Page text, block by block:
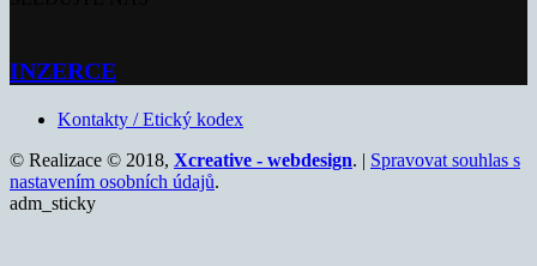
INZERCE
Kontakty / Etický kodex
© Realizace © 2018, Xcreative - webdesign. | Spravovat souhlas s
nastavením osobních údajů.
adm_sticky